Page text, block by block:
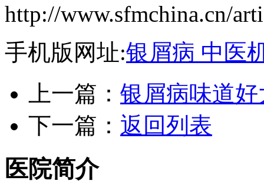
http://www.sfmchina.cn/
手机版网址:银屑病 中医
上一篇： 银屑病味道好
下一篇： 返回列表
医院简介